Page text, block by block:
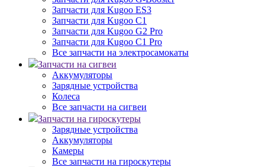
Запчасти для Kugoo ES3
Запчасти для Kugoo C1
Запчасти для Kugoo G2 Pro
Запчасти для Kugoo C1 Pro
Все запчасти на электросамокаты
Запчасти на сигвеи
Аккумуляторы
Зарядные устройства
Колеса
Все запчасти на сигвеи
Запчасти на гироскутеры
Зарядные устройства
Аккумуляторы
Камеры
Все запчасти на гироскутеры